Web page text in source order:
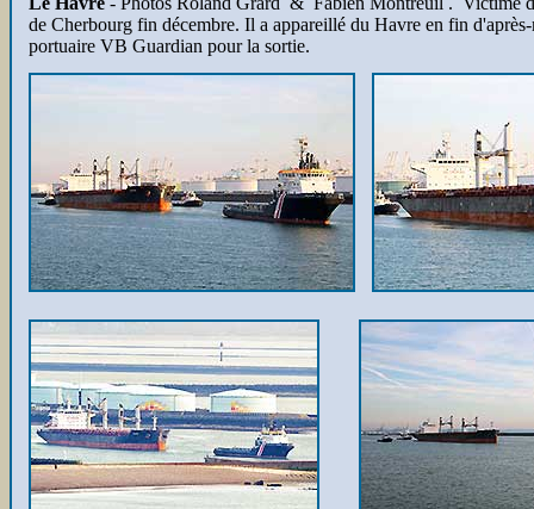
de Cherbourg fin décembre. Il a appareillé du Havre en fin
portuaire VB Guardian pour la sortie.